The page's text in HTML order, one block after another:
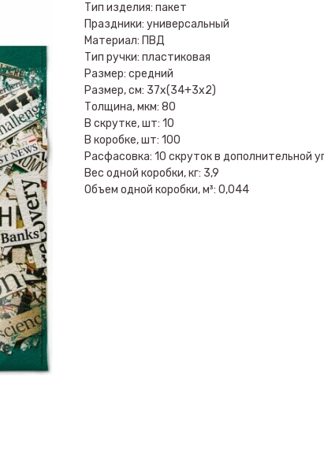
Тип изделия: пакет
Праздники: универсальный
Материал: ПВД
Тип ручки: пластиковая
Размер: средний
Размер, см: 37х(34+3х2)
Толщина, мкм: 80
В скрутке, шт: 10
В коробке, шт: 100
Расфасовка: 10 скруток в дополнительной
Вес одной коробки, кг: 3,9
Объем одной коробки, м³: 0,044